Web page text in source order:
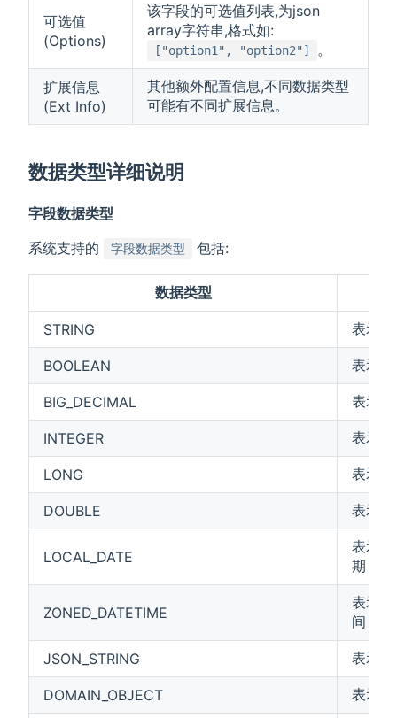
可选值
(Options)
该字段的可选值列表,为json
array字符串,格式如:
["option1", "option2"] 。
扩展信息
(Ext Info)
其他额外配置信息,不同数据类型
可能有不同扩展信息。
数据类型详细说明
字段数据类型
系统支持的
字段数据类型 包括:
数据类型
STRING 表示
BOOLEAN 表示
BIG_DECIMAL 表示
INTEGER 表示
LONG 表示
DOUBLE 表示
LOCAL_DATE
表示
期
ZONED_DATETIME
表示
间
JSON_STRING 表示
DOMAIN_OBJECT 表示